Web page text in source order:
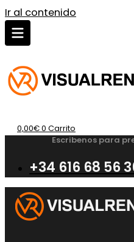
Ir al contenido
0,00€0 Carrito
Escribenos para
+34 616 68 56